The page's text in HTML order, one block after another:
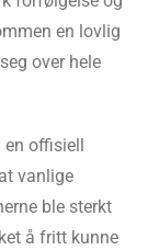
en lovlig
over hele
offisiell
vanlige
ble sterkt
å fritt kunne